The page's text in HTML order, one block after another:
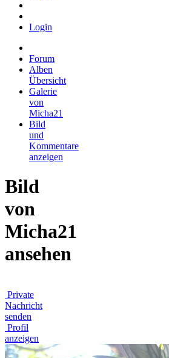
Login
Forum
Alben
Übersicht
Galerie
von
Micha21
Bild
und
Kommentare
anzeigen
Bild
von
Micha21
ansehen
Private
Nachricht
senden
Profil
anzeigen